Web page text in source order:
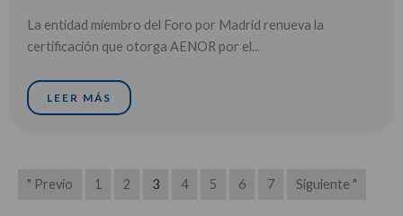
La entidad miembro del Foro por Madrid renueva la
certificación que otorga AENOR por el...
LEER MÁS
" Previo 1 2 3 4 5 6 7 Siguiente "